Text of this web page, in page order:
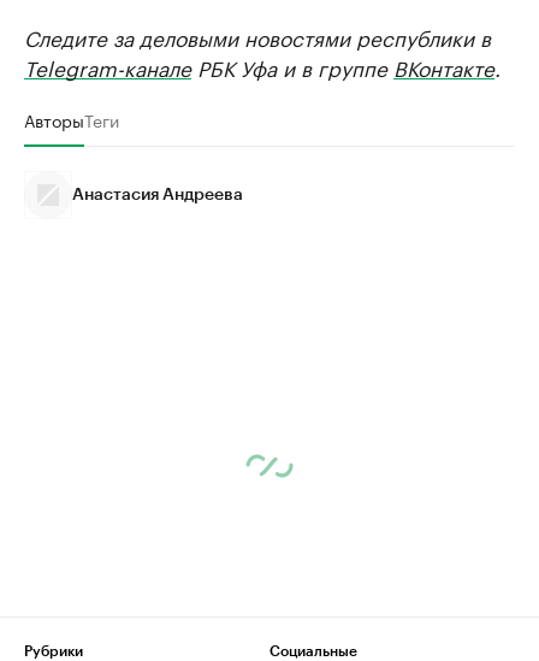
Следите за деловыми новостями республики в
Telegram-каналеРБК Уфа и в группе ВКонтакте.
АвторыТеги
Анастасия Андреева
Рубрики
Социальные